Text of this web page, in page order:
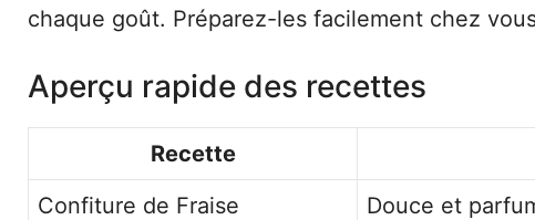
chaque goût. Préparez-les facilement chez
Aperçu rapide des recettes
Recette
Confiture de Fraise
Douce et